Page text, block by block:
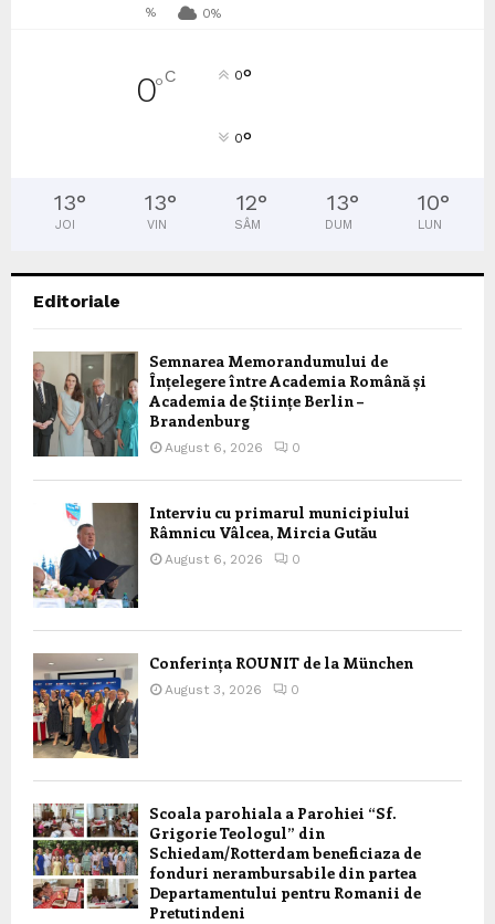
% 0%
0°C 0°
0°
13°
JOI
13°
VIN
12°
SÂM
13°
DUM
10°
LUN
Editoriale
Semnarea Memorandumului de
Înțelegere între Academia Română și
Academia de Științe Berlin –
Brandenburg
August 6, 2026 0
Interviu cu primarul municipiului
Râmnicu Vâlcea, Mircia Gutău
August 6, 2026 0
Conferința ROUNIT de la München
August 3, 2026 0
Scoala parohiala a Parohiei “Sf.
Grigorie Teologul” din
Schiedam/Rotterdam beneficiaza de
fonduri nerambursabile din partea
Departamentului pentru Romanii de
Pretutindeni